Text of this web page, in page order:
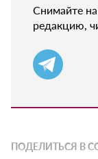
Снимайте
редакцию,
ПОДЕЛИТЬСЯ В